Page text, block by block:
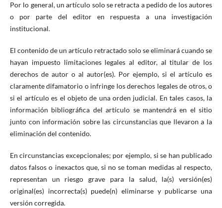
Por lo general, un artículo solo se retracta a pedido de los autores
o por parte del editor en respuesta a una investigación
institucional.
El contenido de un artículo retractado solo se eliminará cuando se
hayan impuesto limitaciones legales al editor, al titular de los
derechos de autor o al autor(es). Por ejemplo, si el artículo es
claramente difamatorio o infringe los derechos legales de otros, o
si el artículo es el objeto de una orden judicial. En tales casos, la
información bibliográfica del artículo se mantendrá en el sitio
junto con información sobre las circunstancias que llevaron a la
eliminación del contenido.
En circunstancias excepcionales; por ejemplo, si se han publicado
datos falsos o inexactos que, si no se toman medidas al respecto,
representan un riesgo grave para la salud, la(s) versión(es)
original(es) incorrecta(s) puede(n) eliminarse y publicarse una
versión corregida.